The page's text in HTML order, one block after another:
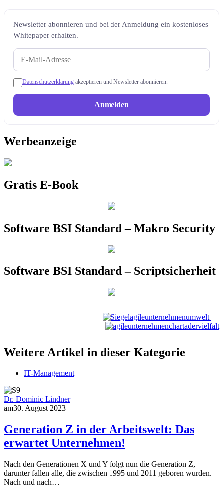
Newsletter abonnieren und bei der Anmeldung ein kostenloses
Whitepaper erhalten.
Datenschutzerklärung akzeptieren und Newsletter abonnieren.
Anmelden
Werbeanzeige
Gratis E-Book
Software BSI Standard – Makro Security
Software BSI Standard – Scriptsicherheit
Weitere Artikel in dieser Kategorie
IT-Management
Dr. Dominic Lindner
am30. August 2023
Generation Z in der Arbeitswelt: Das
erwartet Unternehmen!
Nach den Generationen X und Y folgt nun die Generation Z,
darunter fallen alle, die zwischen 1995 und 2011 geboren wurden.
Nach und nach…